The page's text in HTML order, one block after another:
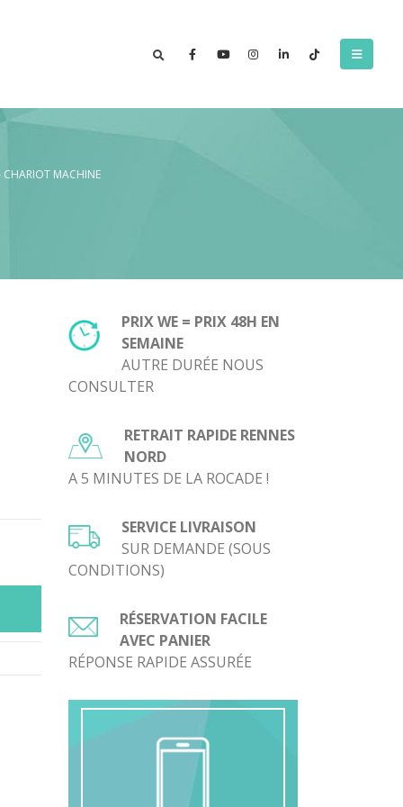
CHARIOT MACHINE
PRIX WE = PRIX 48H EN
SEMAINE
AUTRE DURÉE NOUS
CONSULTER
RETRAIT RAPIDE RENNES
NORD
A 5 MINUTES DE LA ROCADE !
SERVICE LIVRAISON
SUR DEMANDE (SOUS
CONDITIONS)
RÉSERVATION FACILE
AVEC PANIER
RÉPONSE RAPIDE ASSURÉE